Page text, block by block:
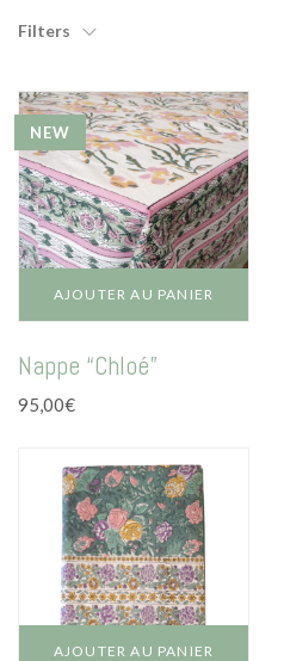
Kimonos
Blouses et jupes
Sacs en Kantha
Pochettes ordinateur
Trousses de toilette
Patères en métal
Thème
La vie en vert
La vie en bleu
La vie en rose
Filters
NEW
AJOUTER AU PANIER
Nappe “Chloé”
95,00€
AJOUTER AU PANIER